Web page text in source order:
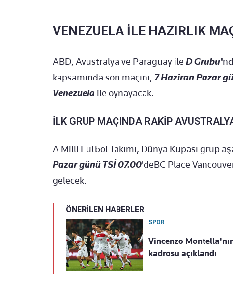
VENEZUELA İLE HAZIRLIK
ABD, Avustralya ve Paraguay ile D Grubu'
kapsamında son maçını, 7 Haziran Pazar
Venezuela ile oynayacak.
İLK GRUP MAÇINDA RAKİP
A Milli Futbol Takımı, Dünya Kupası grup
Pazar günü TSİ 07.00'deBC Place
gelecek.
ÖNERİLEN HABERLER
SPOR
Vincenzo
kadrosu açıklandı